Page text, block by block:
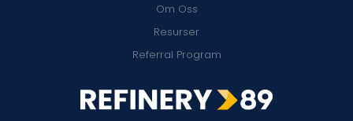
Om Oss
Resurser
Referral Program